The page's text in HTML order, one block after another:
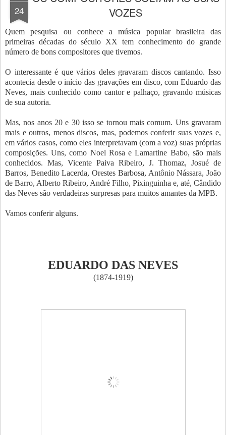
24
VOZES
Quem pesquisa ou conhece a música popular brasileira das
primeiras décadas do século XX tem conhecimento do grande
número de bons compositores que tivemos.
O interessante é que vários deles gravaram discos cantando. Isso
acontecia desde o início das gravações em disco, com Eduardo das
Neves, mais conhecido como cantor e palhaço, gravando músicas
de sua autoria.
Mas, nos anos 20 e 30 isso se tornou mais comum. Uns gravaram
mais e outros, menos discos, mas, podemos conferir suas vozes e,
em vários casos, como eles interpretavam (com a voz) suas próprias
composições. Uns, como Noel Rosa e Lamartine Babo, são mais
conhecidos. Mas, Vicente Paiva Ribeiro, J. Thomaz, Josué de
Barros, Benedito Lacerda, Orestes Barbosa, Antônio Nássara, João
de Barro, Alberto Ribeiro, André Filho, Pixinguinha e, até, Cândido
das Neves são verdadeiras surpresas para muitos amantes da MPB.
Vamos conferir alguns.
EDUARDO DAS NEVES
(1874-1919)